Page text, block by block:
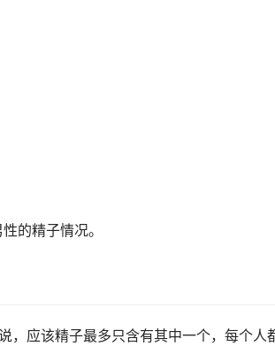
的精子情况。
，应该精子最多只含有其中一个，每个人